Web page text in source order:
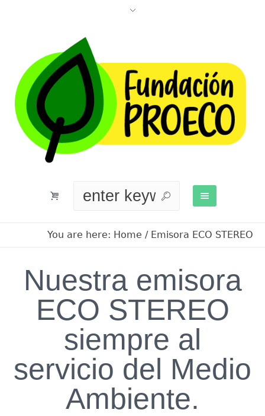
You are here: Home / Emisora ECO STEREO
Nuestra emisora
ECO STEREO
siempre al
servicio del Medio
Ambiente.